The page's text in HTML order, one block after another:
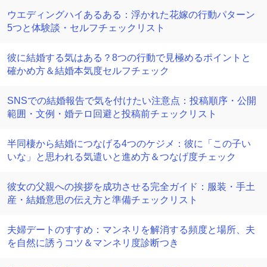
ウエディングハイあるある：浮かれた花嫁の行動パターン
5つと体験談・セルフチェックリスト
彼に結婚する気はある？8つの行動で見極めるポイントと
確かめ方＆結婚本気度セルフチェック
SNSでの結婚報告で気を付けたい注意点：投稿順序・公開
範囲・文例・婚テロ回避と投稿前チェックリスト
半同棲から結婚につなげる4つのケジメ：彼に「この子い
いな」と思われる気遣いと進め方＆つなげ度チェック
彼女の父親への挨拶を成功させる完全ガイド：服装・手土
産・結婚意思の伝え方と準備チェックリスト
夫婦デートのすすめ：マンネリを解消する頻度と場所、夫
を自然に誘うコツ＆マンネリ度診断つき